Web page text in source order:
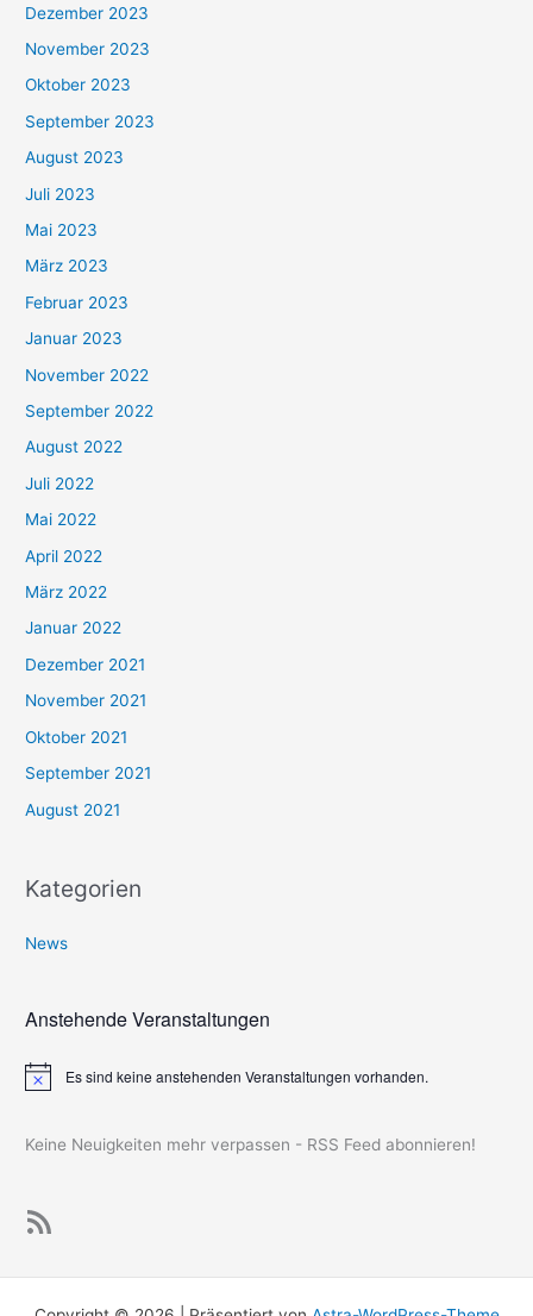
Dezember 2023
November 2023
Oktober 2023
September 2023
August 2023
Juli 2023
Mai 2023
März 2023
Februar 2023
Januar 2023
November 2022
September 2022
August 2022
Juli 2022
Mai 2022
April 2022
März 2022
Januar 2022
Dezember 2021
November 2021
Oktober 2021
September 2021
August 2021
Kategorien
News
Anstehende Veranstaltungen
H
w
Es sind keine anstehenden Veranstaltungen vorhanden.
Keine Neuigkeiten mehr verpassen - RSS Feed abonnieren!
Keine Neuigkeiten mehr verpassen - RSS Feed abonnieren!